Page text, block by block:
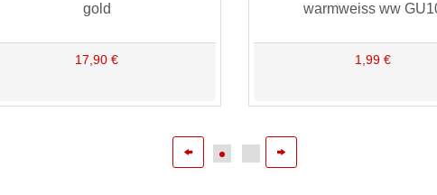
gold
17,90 €
warmweiss ww
1,99 €